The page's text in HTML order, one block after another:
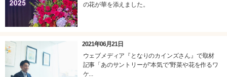
の花が華を添えました。
2021年06月21日
ウェブメディア『となりのカインズさん』で取材
記事「あのサントリーが"本気で"野菜や花を作るワ
ケ...